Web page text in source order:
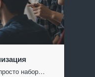
набор…